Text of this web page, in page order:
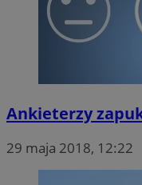
Ankieterzy
29 maja 2018, 12:22